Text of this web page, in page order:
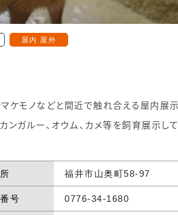
屋内 屋外
ケモノなどと間近で触れ合える屋内展
ンガルー、オウム、カメ等を飼育展示し
福井市山奥町58-97
号 0776-34-1680